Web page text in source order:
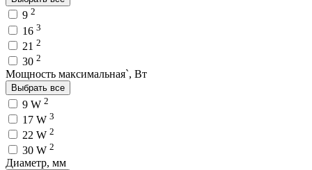
9 2
16 3
21 2
30 2
Мощность максимальная`, Вт
Выбрать все
9 W 2
17 W 3
22 W 2
30 W 2
Диаметр, мм